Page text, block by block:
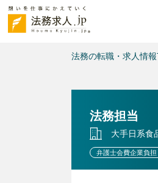
法務の転職・求人情
法務担当
大手日系食
弁護士会費企業負担